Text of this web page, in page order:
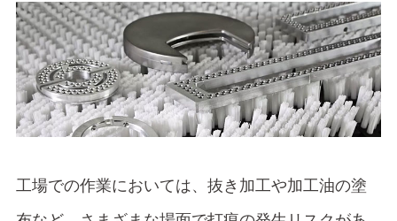
工場での作業においては、抜き加工や加工油の塗